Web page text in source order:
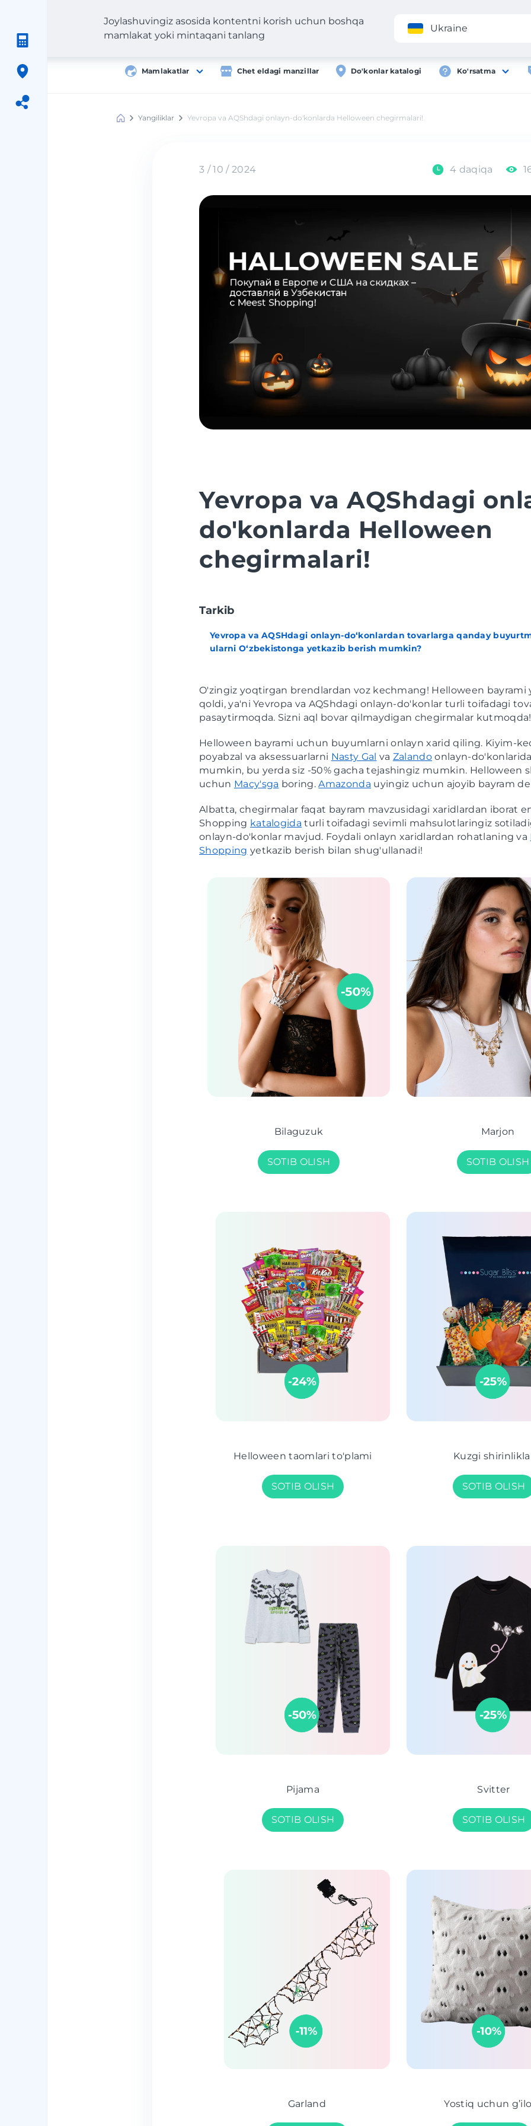
Ilova
Mamlakatlar Chet eldagi manzillar Do'konlar katalogi Ko'rsatma
Joylashuvingiz asosida kontentni korish uchun boshqa
mamlakat yoki mintaqani tanlang
Ukraine
Meest Yangiliklar Yevropa va AQShdagi onlayn-do'konlarda Helloween chegirmalari!
3 / 10 / 2024 4 daqiqa
Yevropa va AQShdagi
do'konlarda Helloween
chegirmalari!
Tarkib
Yevropa va AQSHdagi onlayn-do‘konlardan tovarlarga qanday
ularni O‘zbekistonga yetkazib berish mumkin?
O'zingiz yoqtirgan brendlardan voz kechmang! Helloween bayrami
qoldi, ya'ni Yevropa va AQShdagi onlayn-do'konlar turli toifadagi
pasaytirmoqda. Sizni aql bovar qilmaydigan chegirmalar kutmoqda!
Helloween bayrami uchun buyumlarni onlayn xarid qiling. Kiyim-
poyabzal va aksessuarlarni Nasty Gal va Zalando onlayn-
mumkin, bu yerda siz -50% gacha tejashingiz mumkin. Helloween
uchun Macy'sga boring.Amazonda uyingiz uchun ajoyib bayram
Albatta, chegirmalar faqat bayram mavzusidagi xaridlardan iborat
Shopping katalogida turli toifadagi sevimli mahsulotlaringiz
onlayn-do'konlar mavjud. Foydali onlayn xaridlardan rohatlaning va
Shopping yetkazib berish bilan shug'ullanadi!
Bilaguzuk
SOTIB OLISH
Marjon
SOTIB OLISH
Helloween taomlari to'plami
SOTIB OLISH
Kuzgi
SOTIB OLISH
Pijama
SOTIB OLISH
Svitter
SOTIB OLISH
Garland Yostiq uchun